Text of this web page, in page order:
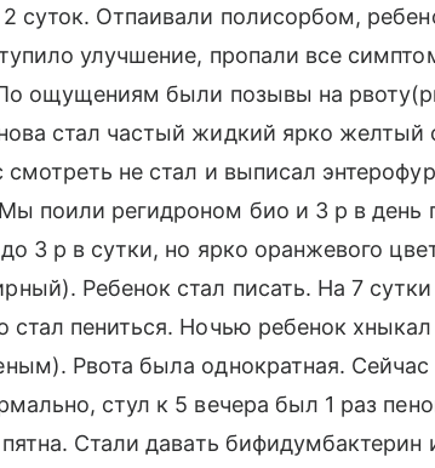
суток. Отпаивали полисорбом,
улучшение, пропали все
ощущениям были позывы на
стал частый жидкий ярко желтый
не стал и выписал
поили регидроном био и 3 р в день
3 р в сутки, но ярко оранжевого
Ребенок стал писать. На 7
пениться. Ночью ребенок хныкал
Рвота была однократная. Сейчас
стул к 5 вечера был 1 раз
Стали давать бифидумбактерин